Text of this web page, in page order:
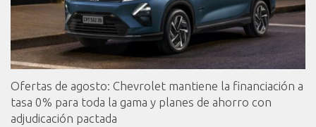
Ofertas de agosto: Chevrolet mantiene la financiación a
tasa 0% para toda la gama y planes de ahorro con
adjudicación pactada